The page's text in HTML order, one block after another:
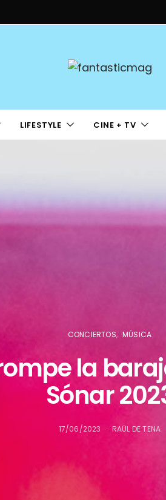
LIFESTYLE CINE + TV
CONCIERTOS MÚSICA
la
Sónar
17/06/2023 RAÜL DE TENA